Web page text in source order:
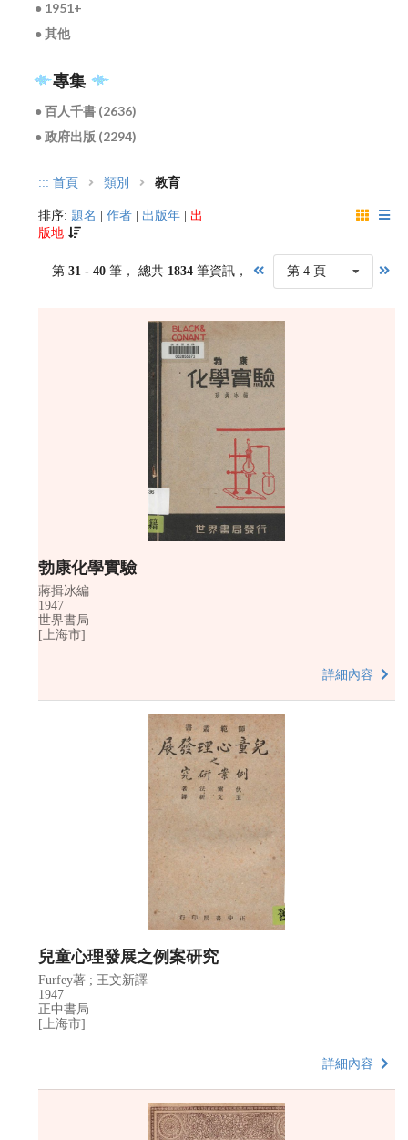
● 1951+
● 其他
專集
● 百人千書 (2636)
● 政府出版 (2294)
::: 首頁 類別 教育
排序: 題名 作者 出版年
出
版地
第 31 - 40 筆， 總共 1834筆資訊， 第 4 頁
勃康化學實驗
蔣揖冰編
1947
世界書局
[上海市]
詳細內容
兒童心理發展之例案研究
Furfey著 ; 王文新譯
1947
正中書局
[上海市]
詳細內容